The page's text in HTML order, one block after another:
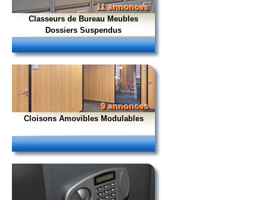
11 annonces
Classeurs de Bureau Meubles
Dossiers Suspendus
9 annonces
Cloisons Amovibles Modulables